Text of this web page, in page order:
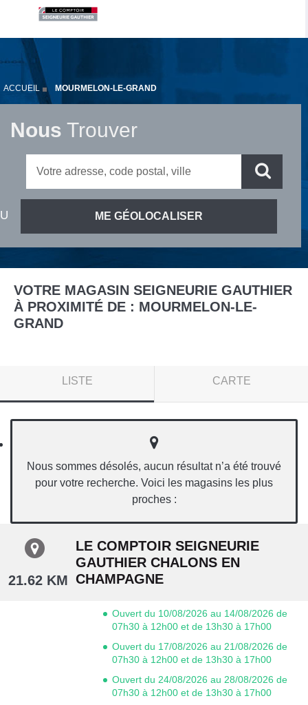
ACCUEIL MOURMELON-LE-GRAND
Nous Trouver
VOTRE MAGASIN SEIGNEURIE GAUTHIER
À PROXIMITÉ DE : MOURMELON-LE-
GRAND
LISTE CARTE
Nous sommes désolés, aucun résultat n’a été trouvé
pour votre recherche. Voici les magasins les plus
proches :
21.62 KM
LE COMPTOIR SEIGNEURIE
GAUTHIER CHALONS EN
CHAMPAGNE
Ouvert du 10/08/2026 au 14/08/2026 de
07h30 à 12h00 et de 13h30 à 17h00
Ouvert du 17/08/2026 au 21/08/2026 de
07h30 à 12h00 et de 13h30 à 17h00
Ouvert du 24/08/2026 au 28/08/2026 de
07h30 à 12h00 et de 13h30 à 17h00